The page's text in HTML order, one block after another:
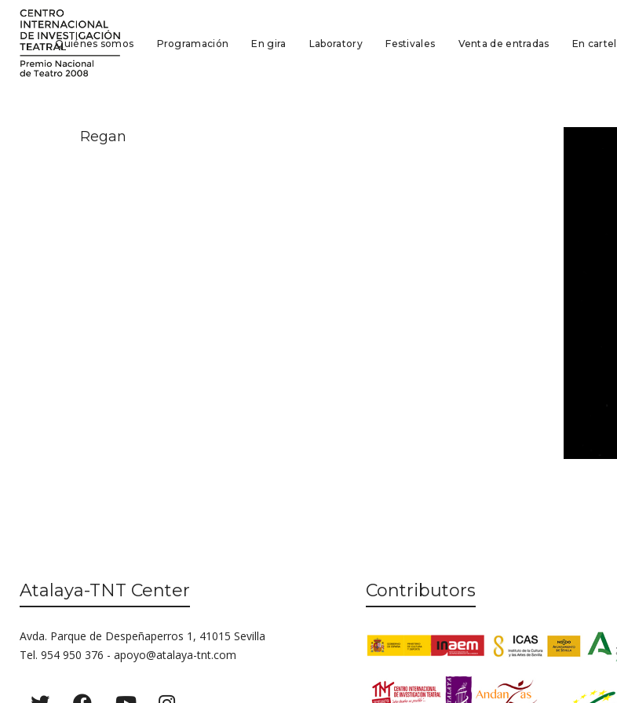
Quiénes somos Programación En gira Laboratory Festivales Venta de entradas En cartel
Regan
Atalaya-TNT Center
Avda. Parque de Despeñaperros 1, 41015 Sevilla
Tel. 954 950 376 - apoyo@atalaya-tnt.com
Contributors